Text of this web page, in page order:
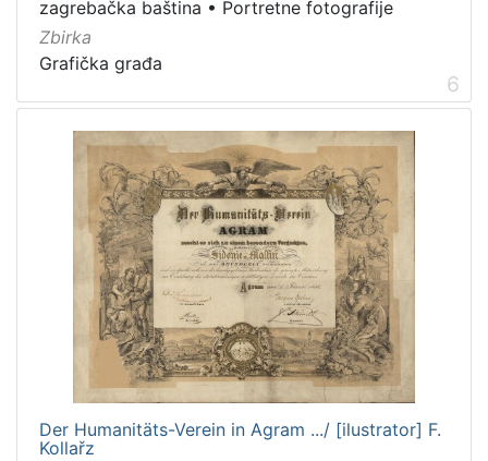
zagrebačka baština • Portretne fotografije
Zbirka
Grafička građa
6
Der Humanitäts-Verein in Agram .../ [ilustrator] F.
Kollařz